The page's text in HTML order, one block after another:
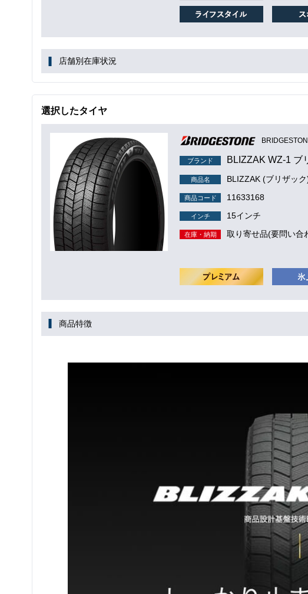
店舗別在庫状況
選択したタイヤ
ブランド BLIZZAK WZ-1 ブ
商品名 BLIZZAK (ブリザッ
商品コード 11633168
インチ 15インチ
在庫・納期 取り寄せ品(要問い合
商品特徴